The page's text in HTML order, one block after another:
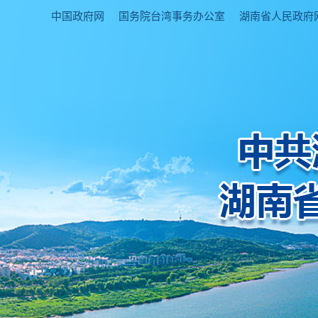
中国政府网 国务院台湾事务办公室 湖南省人民政府